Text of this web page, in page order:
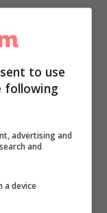
un
Da qualche
questa
to use
following
advertising and
and
a device